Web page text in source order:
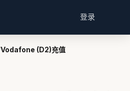
登录
Vodafone (D2)充值